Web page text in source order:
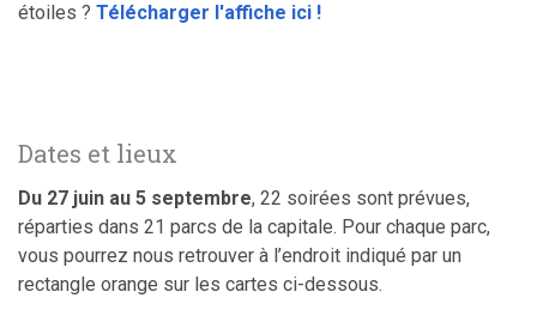
étoiles ? Télécharger l'affiche ici !
Dates et lieux
Du 27 juin au 5 septembre, 22 soirées sont prévues,
réparties dans 21 parcs de la capitale. Pour chaque parc,
vous pourrez nous retrouver à l’endroit indiqué par un
rectangle orange sur les cartes ci-dessous.